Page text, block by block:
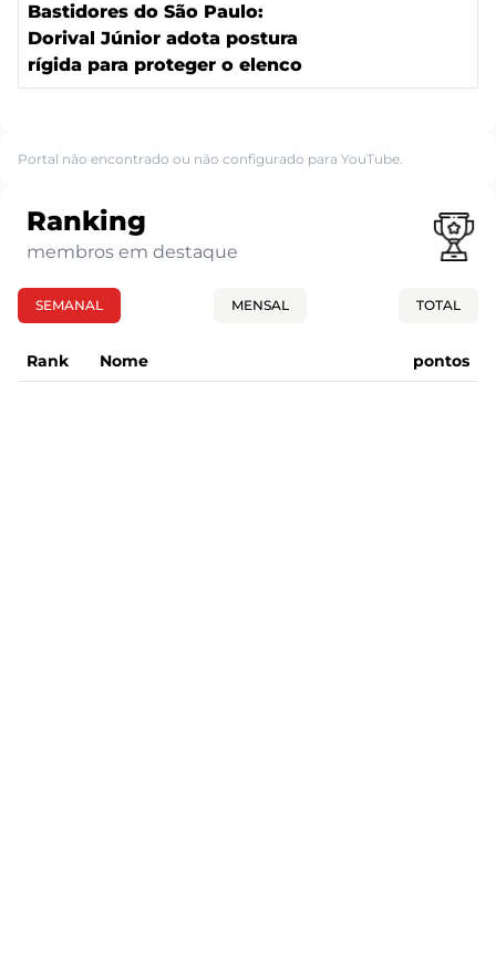
Bastidores do São Paulo:
Dorival Júnior adota postura
rígida para proteger o elenco
Portal não encontrado ou não configurado para YouTube.
Ranking
membros em destaque
SEMANAL MENSAL TOTAL
Rank Nome pontos